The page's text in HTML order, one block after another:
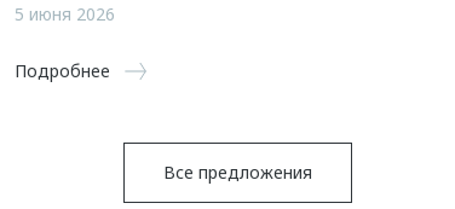
5 июня 2026
Подробнее
Все предложения